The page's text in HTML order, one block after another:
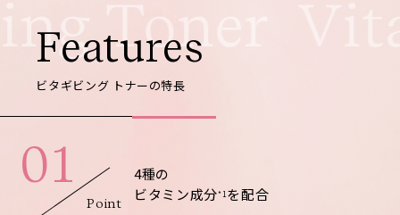
Toner
Features
ビタギビング トナーの特長
01
Point
4種の
ビタミン成分*1 を配合